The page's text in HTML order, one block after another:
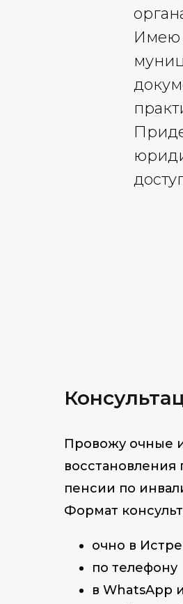
Имею
Провожу очные
пенсии по
Формат
очно в
по телефону
в WhatsApp